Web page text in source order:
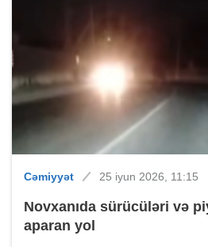
Cəmiyyət 25 iyun 2026, 11:15
Novxanıda sürücüləri və
aparan yol